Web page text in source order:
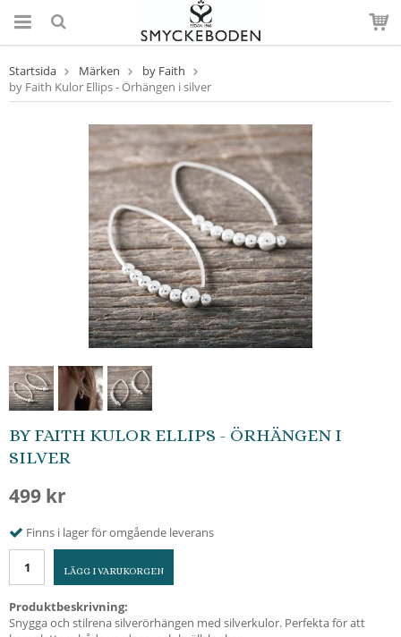
Startsida Märken
by Faith
by Faith Kulor Ellips - Örhängen i silver
BY FAITH KULOR ELLIPS - ÖRHÄNGEN I
SILVER
499 kr
Finns i lager för omgående leverans
LÄGG I VARUKORGEN
Produktbeskrivning:
Snygga och stilrena silverörhängen med silverkulor. Perfekta för att